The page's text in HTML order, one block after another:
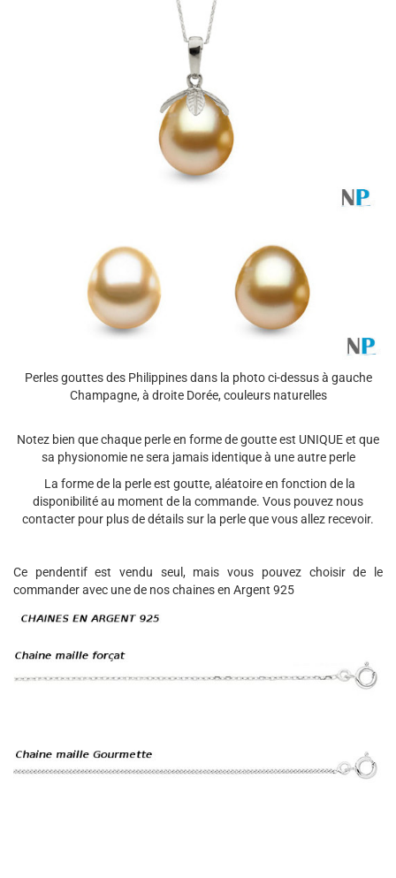
Perles gouttes des Philippines dans la photo ci-dessus à gauche
Champagne, à droite Dorée, couleurs naturelles
Notez bien que chaque perle en forme de goutte est UNIQUE et que
sa physionomie ne sera jamais identique à une autre perle
La forme de la perle est goutte, aléatoire en fonction de la
disponibilité au moment de la commande. Vous pouvez nous
contacter pour plus de détails sur la perle que vous allez recevoir.
Ce pendentif est vendu seul, mais vous pouvez choisir de le
commander avec une de nos chaines en Argent 925